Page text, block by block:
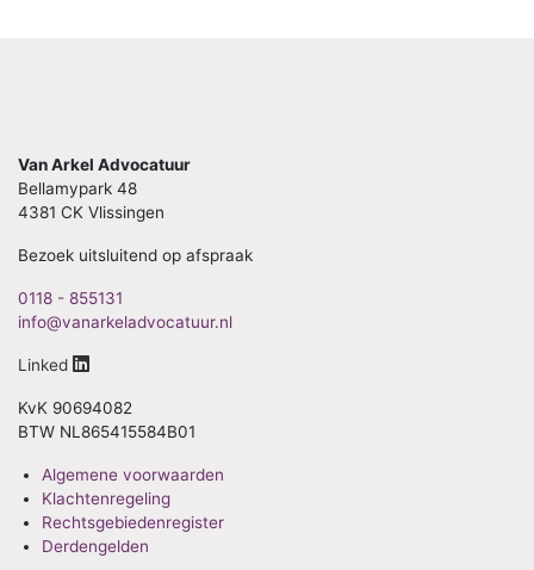
Van Arkel Advocatuur
Bellamypark 48
4381 CK Vlissingen
Bezoek uitsluitend op afspraak
0118 - 855131
info@vanarkeladvocatuur.nl
Linked
KvK 90694082
BTW NL865415584B01
Algemene voorwaarden
Klachtenregeling
Rechtsgebiedenregister
Derdengelden